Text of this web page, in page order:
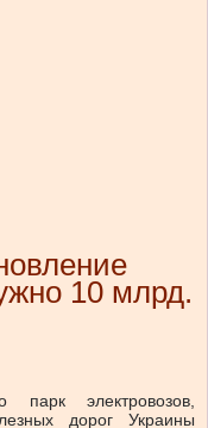
10 млрд.
электровозов,
дорог Украины